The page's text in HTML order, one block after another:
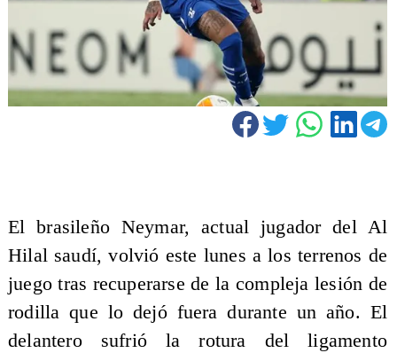
El brasileño Neymar, actual jugador del Al
Hilal saudí, volvió este lunes a los terrenos de
juego tras recuperarse de la compleja lesión de
rodilla que lo dejó fuera durante un año. El
delantero sufrió la rotura del ligamento